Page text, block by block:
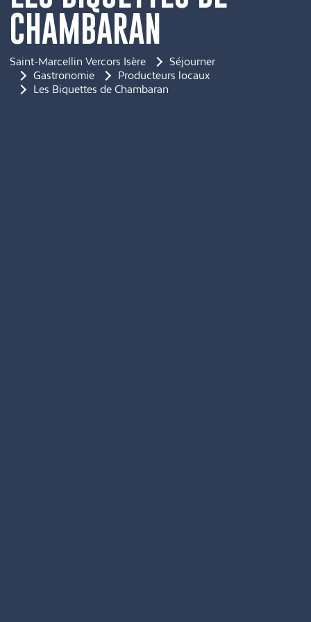
CHAMBARAN
Saint-Marcellin Vercors Isère
Séjourner
Gastronomie
Producteurs locaux
Les Biquettes de Chambaran